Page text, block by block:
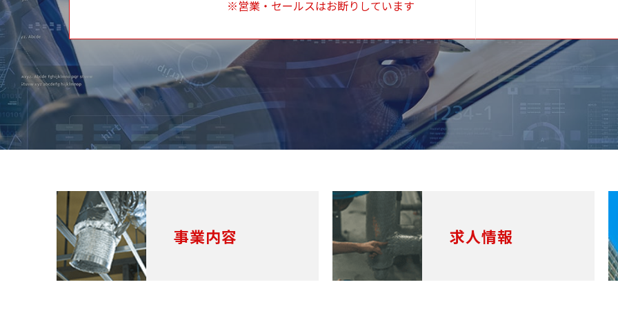
※営業・セールスはお断りしています
事業内容 求人情報